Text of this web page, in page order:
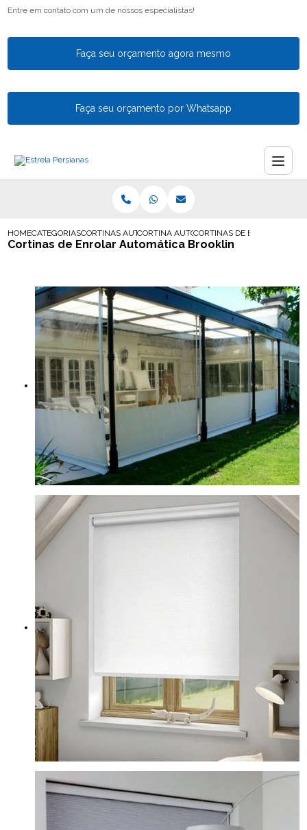
Entre em contato com um de nossos especialistas!
Faça seu orçamento agora mesmo
Faça seu orçamento por Whatsapp
HOMECATEGORIASCORTINAS AUTOMATICASCORTINA AUTOMATIZADACORTINAS DE ENROLAR
Cortinas de Enrolar Automática Brooklin